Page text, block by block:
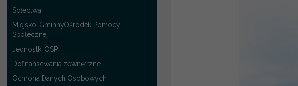
Sołectwa
Miejsko-GminnyOśrodek Pomocy
Społecznej
Jednostki OSP
Dofinansowania zewnętrzne
Ochrona Danych Osobowych